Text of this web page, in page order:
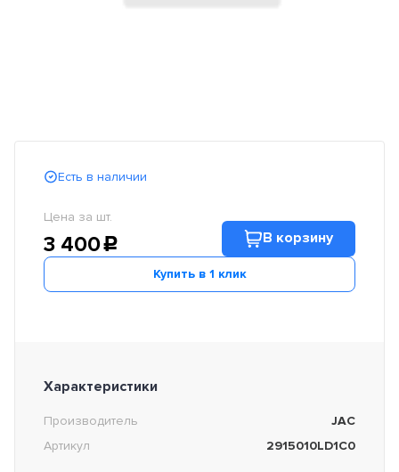
Есть в наличии
Цена за шт.
3 400c В корзину
Купить в 1 клик
Характеристики
Производитель
JAC
Артикул
2915010LD1C0